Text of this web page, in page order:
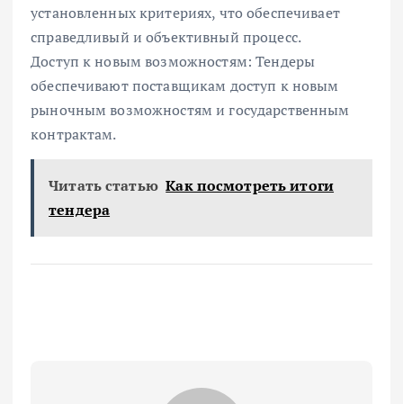
установленных критериях, что обеспечивает
справедливый и объективный процесс.
Доступ к новым возможностям: Тендеры
обеспечивают поставщикам доступ к новым
рыночным возможностям и государственным
контрактам.
Читать статью Как посмотреть итоги
тендера